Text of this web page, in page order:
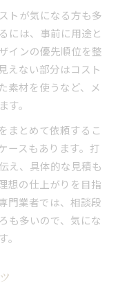
トが気になる方も多
には、事前に用途と
インの優先順位を整
えない部分はコスト
素材を使うなど、メ
。
まとめて依頼するこ
ースもあります。打
え、具体的な見積も
想の仕上がりを目指
門業者では、相談段
も多いので、気にな